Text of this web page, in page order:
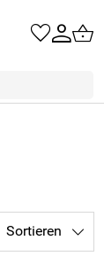
Sortieren